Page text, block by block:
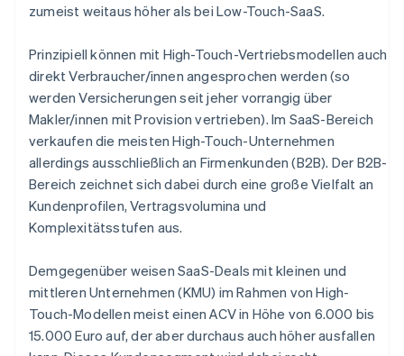
zumeist weitaus höher als bei Low-Touch-SaaS.
Prinzipiell können mit High-Touch-Vertriebsmodellen auch
direkt Verbraucher/innen angesprochen werden (so
werden Versicherungen seit jeher vorrangig über
Makler/innen mit Provision vertrieben). Im SaaS-Bereich
verkaufen die meisten High-Touch-Unternehmen
allerdings ausschließlich an Firmenkunden (B2B). Der B2B-
Bereich zeichnet sich dabei durch eine große Vielfalt an
Kundenprofilen, Vertragsvolumina und
Komplexitätsstufen aus.
Demgegenüber weisen SaaS-Deals mit kleinen und
mittleren Unternehmen (KMU) im Rahmen von High-
Touch-Modellen meist einen ACV in Höhe von 6.000 bis
15.000 Euro auf, der aber durchaus auch höher ausfallen